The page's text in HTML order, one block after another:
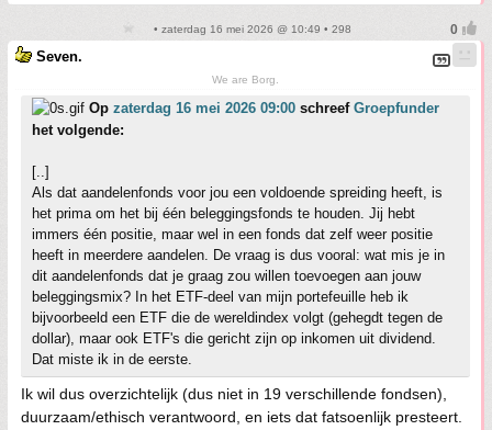
• zaterdag 16 mei 2026 @ 10:49 • 298
Seven.
We are Borg.
Op zaterdag 16 mei 2026 09:00 schreef Groepfunder
het volgende:
[..]
Als dat aandelenfonds voor jou een voldoende spreiding heeft, is
het prima om het bij één beleggingsfonds te houden. Jij hebt
immers één positie, maar wel in een fonds dat zelf weer positie
heeft in meerdere aandelen. De vraag is dus vooral: wat mis je in
dit aandelenfonds dat je graag zou willen toevoegen aan jouw
beleggingsmix? In het ETF-deel van mijn portefeuille heb ik
bijvoorbeeld een ETF die de wereldindex volgt (gehegdt tegen de
dollar), maar ook ETF's die gericht zijn op inkomen uit dividend.
Dat miste ik in de eerste.
Ik wil dus overzichtelijk (dus niet in 19 verschillende fondsen),
duurzaam/ethisch verantwoord, en iets dat fatsoenlijk presteert.